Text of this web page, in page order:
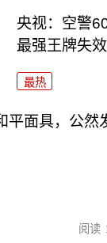
央视：空警
最强王牌失效
最热
平面具，公然
阅读